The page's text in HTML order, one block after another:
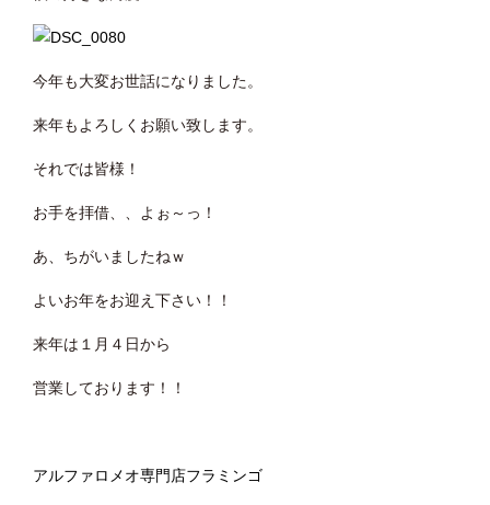
今年も大変お世話になりました。
来年もよろしくお願い致します。
それでは皆様！
お手を拝借、、よぉ～っ！
あ、ちがいましたねｗ
よいお年をお迎え下さい！！
来年は１月４日から
営業しております！！
アルファロメオ専門店フラミンゴ